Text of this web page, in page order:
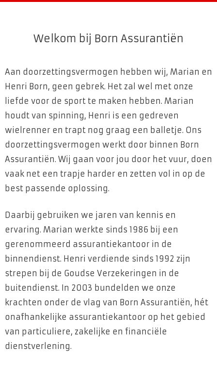
Welkom bij Born Assurantiën
Aan doorzettingsvermogen hebben wij, Marian en
Henri Born, geen gebrek. Het zal wel met onze
liefde voor de sport te maken hebben. Marian
houdt van spinning, Henri is een gedreven
wielrenner en trapt nog graag een balletje. Ons
doorzettingsvermogen werkt door binnen Born
Assurantiën. Wij gaan voor jou door het vuur, doen
vaak net een trapje harder en zetten vol in op de
best passende oplossing.
Daarbij gebruiken we jaren van kennis en
ervaring. Marian werkte sinds 1986 bij een
gerenommeerd assurantiekantoor in de
binnendienst. Henri verdiende sinds 1992 zijn
strepen bij de Goudse Verzekeringen in de
buitendienst. In 2003 bundelden we onze
krachten onder de vlag van Born Assurantiën, hét
onafhankelijke assurantiekantoor op het gebied
van particuliere, zakelijke en financiële
dienstverlening.